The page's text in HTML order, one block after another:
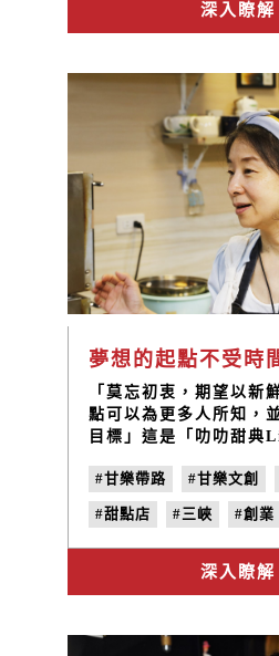
深入瞭解
「莫忘初衷，期望以新
點可以為更多人所知，
目標」這是「叻叻甜典
貫徹自我的理念，感動
#甘樂帶路 #甘樂文創
#甜點店 #三峽 #創業
深入瞭解